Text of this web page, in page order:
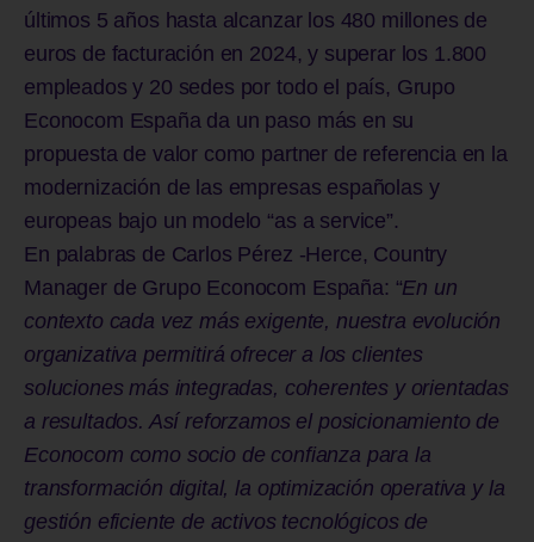
últimos 5 años hasta alcanzar los 480 millones de
euros de facturación en 2024, y superar los 1.800
empleados y 20 sedes por todo el país, Grupo
Econocom España da un paso más en su
propuesta de valor como partner de referencia en la
modernización de las empresas españolas y
europeas bajo un modelo “as a service”.
En palabras de Carlos Pérez -Herce, Country
Manager de Grupo Econocom España: “En un
contexto cada vez más exigente, nuestra evolución
organizativa permitirá ofrecer a los clientes
soluciones más integradas, coherentes y orientadas
a resultados. Así reforzamos el posicionamiento de
Econocom como socio de confianza para la
transformación digital, la optimización operativa y la
gestión eficiente de activos tecnológicos de